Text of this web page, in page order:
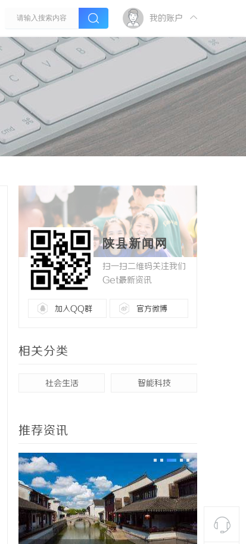
我的账户
陕县新闻网
扫一扫二维码关注我们
Get最新资讯
加入QQ群 官方微博
相关分类
社会生活 智能科技
推荐资讯